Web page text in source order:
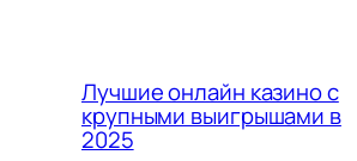
Лучшие онлайн казино с
крупными выигрышами в
2025